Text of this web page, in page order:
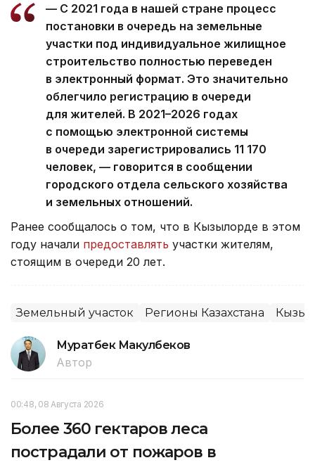
— С 2021 года в нашей стране процесс
постановки в очередь на земельные
участки под индивидуальное жилищное
строительство полностью переведен
в электронный формат. Это значительно
облегчило регистрацию в очереди
для жителей. В 2021–2026 годах
с помощью электронной системы
в очереди зарегистрировались 11 170
человек, — говорится в сообщении
городского отдела сельского хозяйства
и земельных отношений.
Ранее сообщалось о том, что в Кызылорде в этом
году начали предоставлять участки жителям,
стоящим в очереди 20 лет.
Земельный участок Регионы Казахстана
Муратбек Макулбеков
Автор
00:48, 08 Августа 2026
Более 360 гектаров леса
пострадали от пожаров в